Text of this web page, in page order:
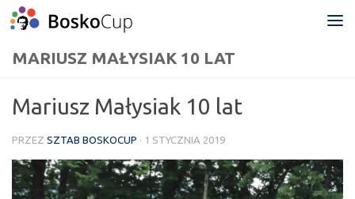
Przejdź do treści
MARIUSZ MAŁYSIAK 10 LAT
Mariusz Małysiak 10 lat
PRZEZ SZTAB BOSKOCUP · 1 STYCZNIA 2019